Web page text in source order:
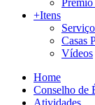
+Itens
Casas
Vídeos
Home
Conselho de
Atividades